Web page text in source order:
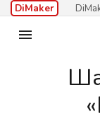
DiMaker
